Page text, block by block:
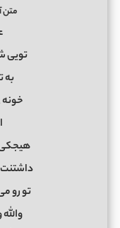
متن
تویی
خونه
هیجکی
داشتنت
تو رو
والله